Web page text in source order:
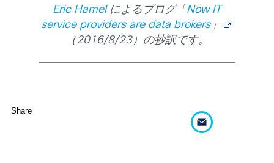
Eric Hamelによるブログ「 Now IT
service providers are data brokers」
（2016/8/23）の抄訳です。
Share